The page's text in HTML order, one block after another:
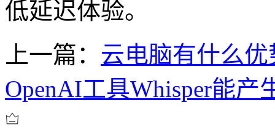
低延迟体验。
上一篇： 云电脑有什么
OpenAI工具Whisper能产